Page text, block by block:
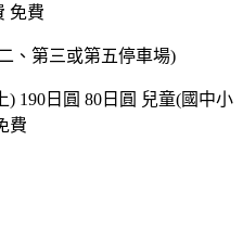
免費
、第三或第五停車場)
) 190日圓 80日圓 兒童(國中小
費